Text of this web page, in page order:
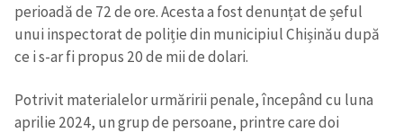
perioadă de 72 de ore. Acesta a fost denunțat de șeful
unui inspectorat de poliție din municipiul Chișinău după
ce i s-ar fi propus 20 de mii de dolari.
Potrivit materialelor urmăririi penale, începând cu luna
aprilie 2024, un grup de persoane, printre care doi